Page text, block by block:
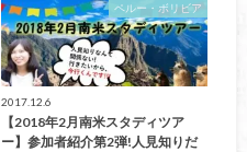
ペルー・ボリビア
2017.12.6
【2018年2月南米スタディツア
ー】参加者紹介第2弾!人見知りだ